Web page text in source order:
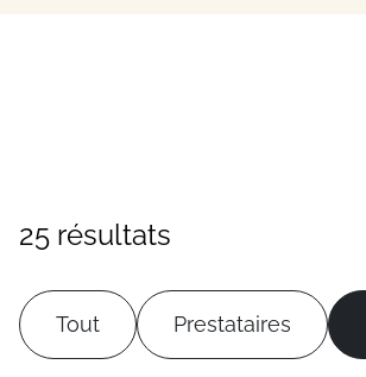
25 résultats
Tout Prestataires